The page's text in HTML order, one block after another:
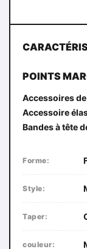
POINTS
Accessoires
Accessoire
Bandes à tête
Forme:
Style:
Taper:
couleur: